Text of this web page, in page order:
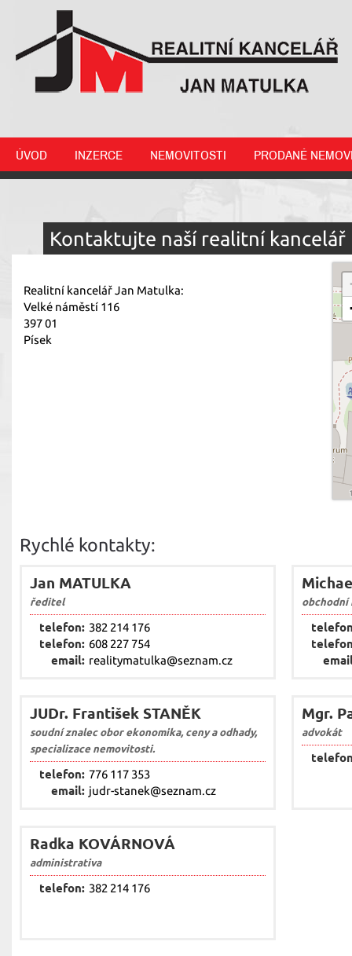
ÚVOD INZERCE NEMOVITOSTI PRODANÉ
Kontaktujte naší realitní kancelář
Realitní kancelář Jan Matulka:
Velké náměstí 116
397 01
Písek
Rychlé kontakty:
Jan MATULKA
ředitel
telefon: 382 214 176
telefon: 608 227 754
email: realitymatulka@seznam.cz
obchodní
JUDr. František STANĚK
soudní znalec obor ekonomika, ceny a odhady,
specializace nemovitosti.
telefon: 776 117 353
email: judr-stanek@seznam.cz
Mgr.
advokát
Radka KOVÁRNOVÁ
administrativa
telefon: 382 214 176